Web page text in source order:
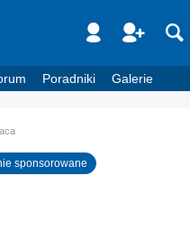
Poradniki Galerie
sponsorowane